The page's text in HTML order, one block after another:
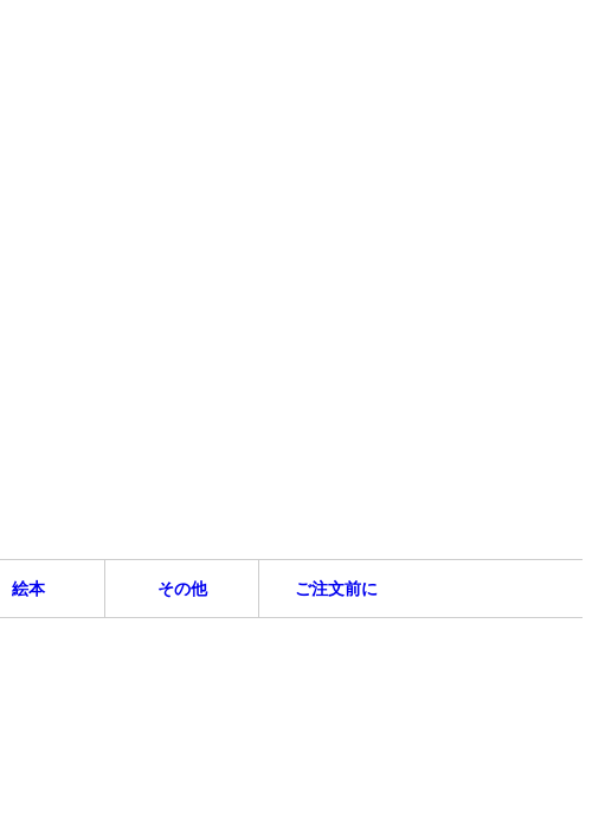
絵本 その他 ご注文前に